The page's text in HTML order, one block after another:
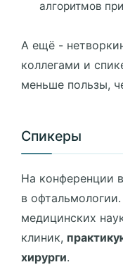
алгоритмов
А ещё -
коллегами и
меньше пользы,
Спикеры
На конференции
в
медицинских
клиник,
хирурги.